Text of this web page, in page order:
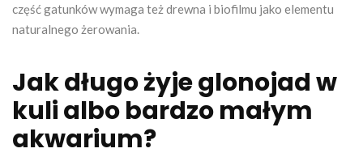
część gatunków wymaga też drewna i biofilmu jako elementu
naturalnego żerowania.
Jak długo żyje glonojad w
kuli albo bardzo małym
akwarium?